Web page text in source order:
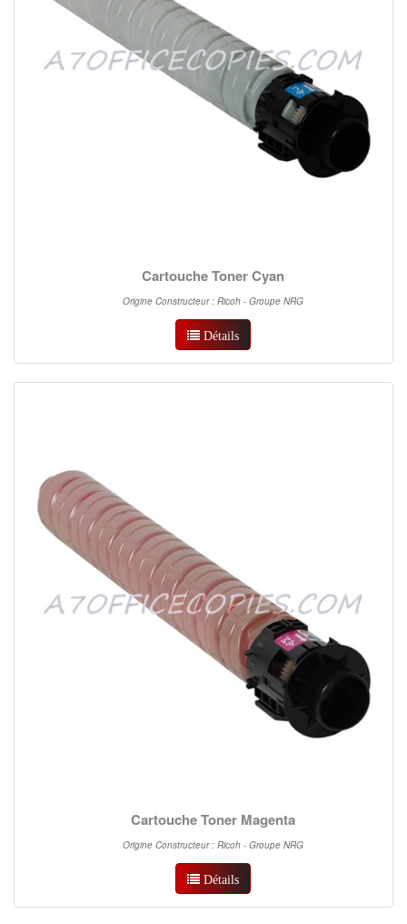
Cartouche Toner Cyan
Origine Constructeur : Ricoh - Groupe NRG
Détails
Cartouche Toner Magenta
Origine Constructeur : Ricoh - Groupe NRG
Détails